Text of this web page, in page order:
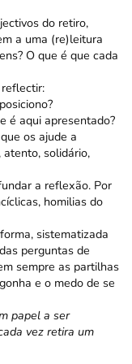
do retiro,
a uma (re)leitura
O que é que cada
é aqui apresentado?
os ajude a
solidário,
a reflexão. Por
homilias do
sistematizada
perguntas de
sempre as partilhas
e o medo de se
papel a ser
vez retira um